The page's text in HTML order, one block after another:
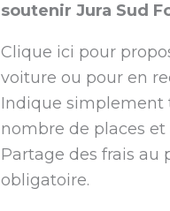
soutenir Jura Sud
Clique ici pour
voiture ou pour en
Indique simplement
nombre de places
Partage des frais au
obligatoire.